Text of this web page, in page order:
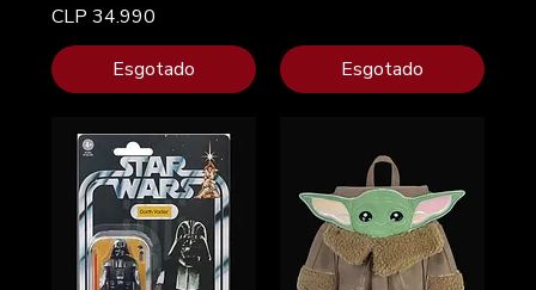
Preço
CLP 34.990
Esgotado
Esgotado